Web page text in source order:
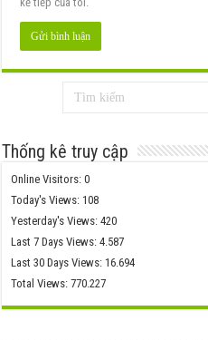
Thống kê truy cập
Online Visitors:0
Today's Views:108
Yesterday's Views:420
Last 7 Days Views:4.587
Last 30 Days Views:16.694
Total Views:770.227